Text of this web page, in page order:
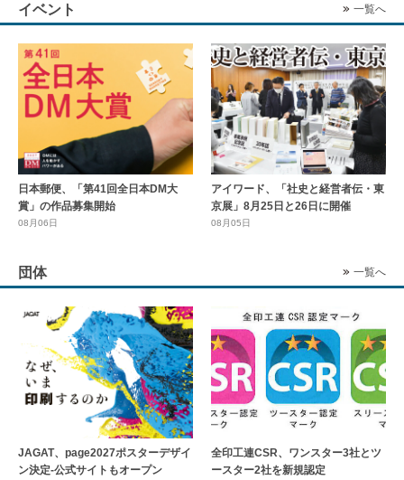
イベント 一覧へ
日本郵便、「第41回全日本DM大
賞」の作品募集開始
08月06日
アイワード、「社史と経営者伝・東
京展」8月25日と26日に開催
08月05日
団体 一覧へ
JAGAT、page2027ポスターデザイ
ン決定-公式サイトもオープン
全印工連CSR、ワンスター3社とツ
ースター2社を新規認定